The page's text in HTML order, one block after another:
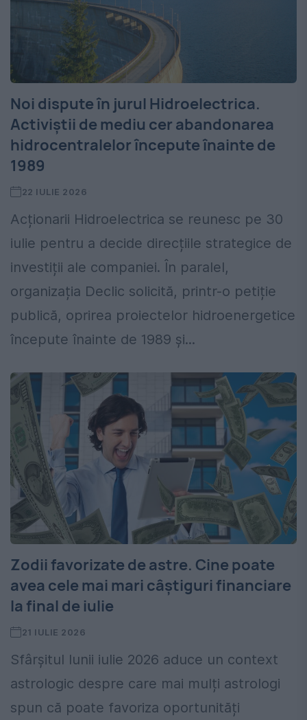
Noi dispute în jurul Hidroelectrica.
Activiștii de mediu cer abandonarea
hidrocentralelor începute înainte de
1989
22 IULIE 2026
Acționarii Hidroelectrica se reunesc pe 30
iulie pentru a decide direcțiile strategice de
investiții ale companiei. În paralel,
organizația Declic solicită, printr-o petiție
publică, oprirea proiectelor hidroenergetice
începute înainte de 1989 și...
Zodii favorizate de astre. Cine poate
avea cele mai mari câștiguri financiare
la final de iulie
21 IULIE 2026
Sfârșitul lunii iulie 2026 aduce un context
astrologic despre care mai mulți astrologi
spun că poate favoriza oportunități